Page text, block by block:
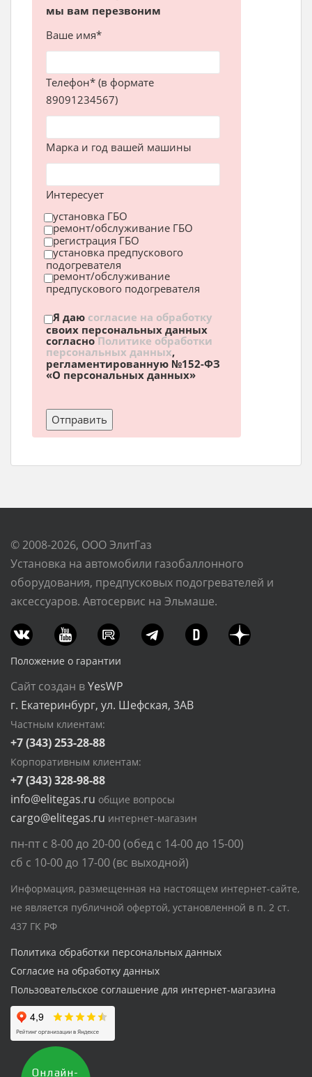
мы вам перезвоним
Ваше имя*
Телефон* (в формате
89091234567)
Марка и год вашей машины
Интересует
установка ГБО
ремонт/обслуживание ГБО
регистрация ГБО
установка предпускового
подогревателя
ремонт/обслуживание
предпускового подогревателя
Я даю согласие на обработку
своих персональных данных
согласноПолитике обработки
персональных данных,
регламентированную №152-ФЗ
«О персональных данных»
© 2008-2026, ООО ЭлитГаз
Установка на автомобили газобаллонного
оборудования, предпусковых подогревателей и
аксессуаров. Автосервис на Эльмаше.
Положение о гарантии
Сайт создан вYesWP
г. Екатеринбург, ул. Шефская, 3АВ
Частным клиентам:
+7 (343) 253-28-88
Корпоративным клиентам:
+7 (343) 328-98-88
info@elitegas.ru общие вопросы
cargo@elitegas.ru интернет-магазин
пн-пт с 8-00 до 20-00 (обед с 14-00 до 15-00)
сб с 10-00 до 17-00 (вс выходной)
Информация, размещенная на настоящем интернет-сайте,
не является публичной офертой, установленной в п. 2 ст.
437 ГК РФ
Политика обработки персональных данных
Согласие на обработку данных
Пользовательское соглашение для интернет-магазина
Онлайн-